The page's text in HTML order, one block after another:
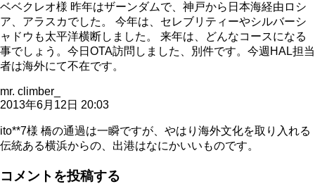
ベベクレオ様 昨年はザーンダムで、神戸から日本海経由ロシ
ア、アラスカでした。 今年は、セレブリティーやシルバーシ
ャドウも太平洋横断しました。 来年は、どんなコースになる
事でしょう。今日OTA訪問しました、別件です。今週HAL担当
者は海外にて不在です。
mr. climber_
2013年6月12日 20:03
ito**7様 橋の通過は一瞬ですが、やはり海外文化を取り入れる
伝統ある横浜からの、出港はなにかいいものです。
コメントを投稿する